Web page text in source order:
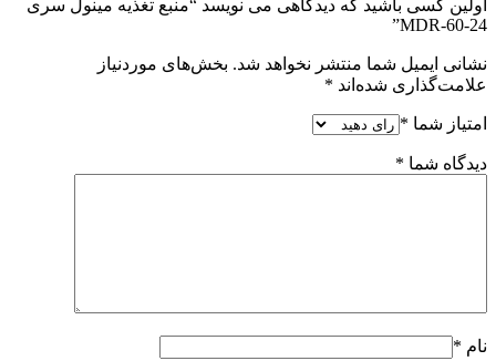
اولین کسی باشید که دیدگاهی می نویسد “منبع تغذیه مینول سری
MDR-60-24”
نشانی ایمیل شما منتشر نخواهد شد. بخش‌های موردنیاز
علامت‌گذاری شده‌اند *
امتیاز شما *
دیدگاه شما *
نام *